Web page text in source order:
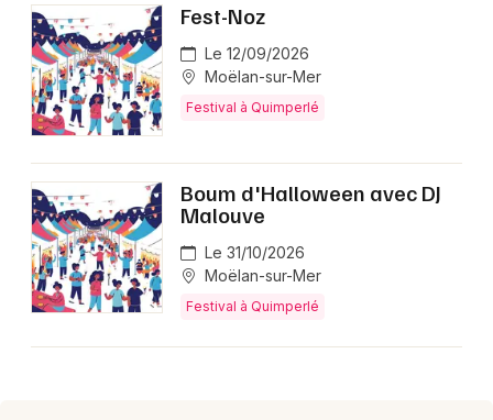
Sorties & loisirs
Festival dans le Finistère
Festival en Bretagne
Newsletter des sorties
Fest-Noz
Le 12/09/2026
Moëlan-sur-Mer
Festival à Quimperlé
Boum d'Halloween avec DJ
Malouve
Le 31/10/2026
Moëlan-sur-Mer
Festival à Quimperlé